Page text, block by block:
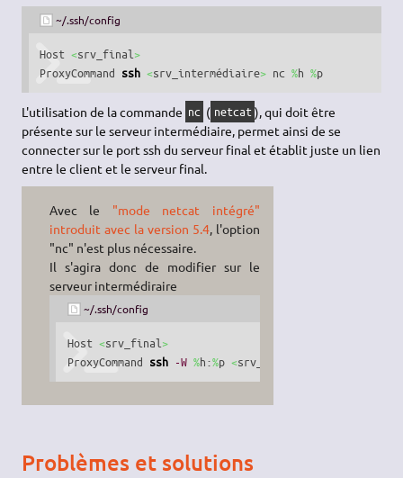
~/.ssh/config
Host <srv_final >
ProxyCommand ssh <srv_intermédiaire> nc %h %p
L'utilisation de la commande nc ( netcat ), qui doit être
présente sur le serveur intermédiaire, permet ainsi de se
connecter sur le port ssh du serveur final et établit juste un lien
entre le client et le serveur final.
Avec le "mode netcat intégré"
introduit avec la version 5.4, l'option
"nc" n'est plus nécessaire.
Il s'agira donc de modifier sur le
serveur intermédiraire
~/.ssh/config
Host <srv_final >
ProxyCommand ssh -W %h:%p <srv_intermédiaire
Problèmes et solutions